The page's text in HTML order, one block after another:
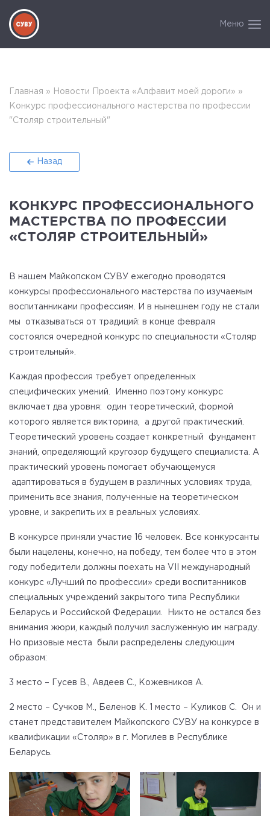
Меню
Главная » Новости Проекта «Алфавит моей дороги» »
Конкурс профессионального мастерства по профессии
"Столяр строительный"
Назад
КОНКУРС ПРОФЕССИОНАЛЬНОГО
МАСТЕРСТВА ПО ПРОФЕССИИ
«СТОЛЯР СТРОИТЕЛЬНЫЙ»
В нашем Майкопском СУВУ ежегодно проводятся
конкурсы профессионального мастерства по изучаемым
воспитанниками профессиям. И в нынешнем году не стали
мы отказываться от традиций: в конце февраля
состоялся очередной конкурс по специальности «Столяр
строительный».
Каждая профессия требует определенных
специфических умений. Именно поэтому конкурс
включает два уровня: один теоретический, формой
которого является викторина, а другой практический.
Теоретический уровень создает конкретный фундамент
знаний, определяющий кругозор будущего специалиста. А
практический уровень помогает обучающемуся
адаптироваться в будущем в различных условиях труда,
применить все знания, полученные на теоретическом
уровне, и закрепить их в реальных условиях.
В конкурсе приняли участие 16 человек. Все конкурсанты
были нацелены, конечно, на победу, тем более что в этом
году победители должны поехать на VII международный
конкурс «Лучший по профессии» среди воспитанников
специальных учреждений закрытого типа Республики
Беларусь и Российской Федерации. Никто не остался без
внимания жюри, каждый получил заслуженную им награду.
Но призовые места были распределены следующим
образом:
3 место – Гусев В., Авдеев С., Кожевников А.
2 место – Сучков М., Беленов К. 1 место – Куликов С. Он и
станет представителем Майкопского СУВУ на конкурсе в
квалификации «Столяр» в г. Могилев в Республике
Беларусь.